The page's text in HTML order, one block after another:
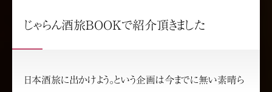
じゃらん酒旅BOOKで紹介頂きました
日本酒旅に出かけよう。という企画は今までに無い素晴ら